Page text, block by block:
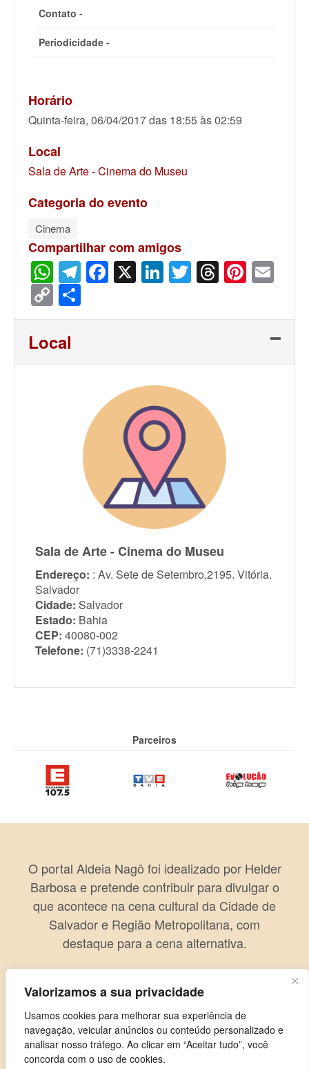
Valorizamos a sua privacidade
Usamos cookies para melhorar sua experiência de
navegação, veicular anúncios ou conteúdo personalizado e
analisar nosso tráfego. Ao clicar em “Aceitar tudo”, você
concorda com o uso de cookies.
Contato -
Periodicidade -
Horário
Quinta-feira, 06/04/2017 das 18:55 às 02:59
Local
Sala de Arte - Cinema do Museu
Categoria do evento
Cinema
Compartilhar com amigos
WhatsApp
Telegram
Facebook
X LinkedIn
Twitter
Threads
Copy
Link
Local
Sala de Arte - Cinema do Museu
Endereço: : Av. Sete de Setembro,2195. Vitória.
Salvador
Cidade: Salvador
Estado: Bahia
CEP: 40080-002
Telefone: (71)3338-2241
Parceiros
O portal Aldeia Nagô foi idealizado por Helder
Barbosa e pretende contribuir para divulgar o
que acontece na cena cultural da Cidade de
Salvador e Região Metropolitana, com
destaque para a cena alternativa.